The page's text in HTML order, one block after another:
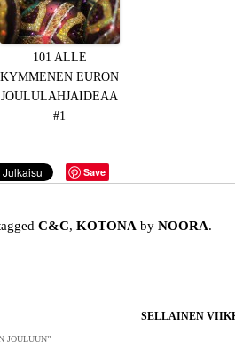
101 ALLE
KYMMENEN EURON
JOULULAHJAIDEAA
#1
Save
C&C,KOTONA byNOORA.
SELLAINEN
JOULUUN”